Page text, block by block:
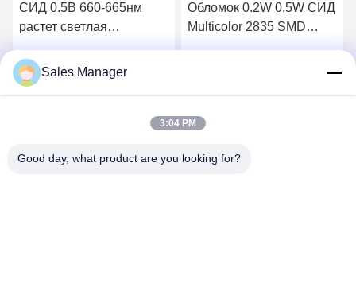
СИД 0.5В 660-665нм
растет светлая
2835 РоХС обломока
Лучшая цена
Обломок 0.2W 0.5W СИД
Multicolor 2835 SMD
Sales Manager
3:04 PM
Good day, what product are you looking for?